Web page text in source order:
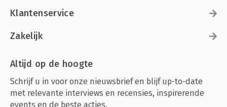
Klantenservice
Zakelijk
Altijd op de hoogte
Schrijf u in voor onze nieuwsbrief en blijf up-to-date
met relevante interviews en recensies, inspirerende
events en de beste acties.